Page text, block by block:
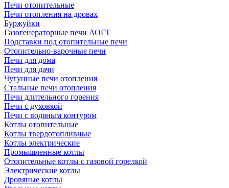
Печи отопительные
Печи отопления на дровах
Буржуйки
Газогенераторные печи АОГТ
Подставки под отопительные печи
Отопительно-варочные печи
Печи для дома
Печи для дачи
Чугунные печи отопления
Стальные печи отопления
Печи длительного горения
Печи с духовкой
Печи с водяным контуром
Котлы отопительные
Котлы твердотопливные
Котлы электрические
Промышленные котлы
Отопительные котлы с газовой горелкой
Электрические котлы
Дровяные котлы